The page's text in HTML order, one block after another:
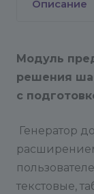
содержимое
Не забудьте
проверить
iОбратите
разработаны
Модуль
Поддержка
Описание
Модуль
решения
с
Генератор
текстовые,